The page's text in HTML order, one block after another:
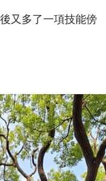
又多了一項技能傍